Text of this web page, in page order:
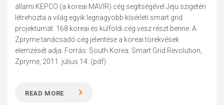
állami KEPCO (a koreai MAVIR) cég segítségével Jeju szigetén
létrehozta a világ egyik legnagyobb kísérleti smart grid
projektumát. 168 koreai és külföldi cég vesz részt benne. A
Zpryme tanácsadó cég jelentése a koreai törekvések
elemzését adja. Forrás: South Korea: Smart Grid Revolution,
Zpryme, 2011. július 14. (pdf)
READ MORE